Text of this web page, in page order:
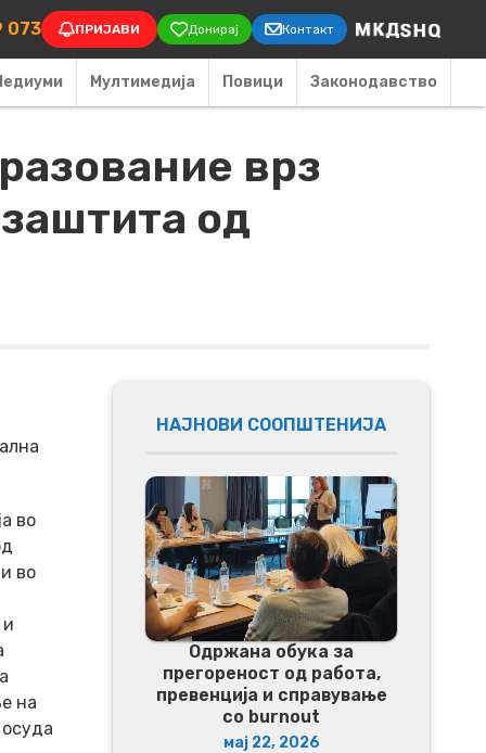
073 ПРИЈАВИ Донирај Контакт
Мултимедија Повици Законодавство
врз
од
во
во
на
НАЈНОВИ СООПШТЕНИЈА
Одржана обука за
прегореност од работа,
превенција и справување
со burnout
мај 22, 2026